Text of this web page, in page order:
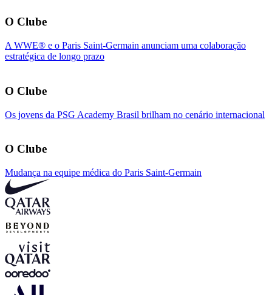
O Clube
A WWE® e o Paris Saint-Germain anunciam uma colaboração
estratégica de longo prazo
O Clube
Os jovens da PSG Academy Brasil brilham no cenário internacional
O Clube
Mudança na equipe médica do Paris Saint-Germain